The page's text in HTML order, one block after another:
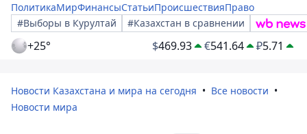
ПолитикаМирФинансыСтатьиПроисшествияПраво
#Выборы в Курултай
#Казахстан в сравнении
+25° $469.93 €541.64 ₽5.71
Новости Казахстана и мира на сегодня
Все новости
Новости мира